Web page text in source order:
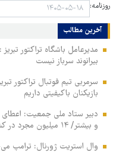
روزنامه:
آخرین مطالب
مدیرعامل باشگاه تراکتور
بیرانوند سرباز نیست
سرمربی تیم فوتبال تراکتور
بازیکنان باکیفیتی داریم
و بیشتر/ ۱۴ میلیون مجرد در کشور داریم
وال‌ استریت ژورنال: ترامپ